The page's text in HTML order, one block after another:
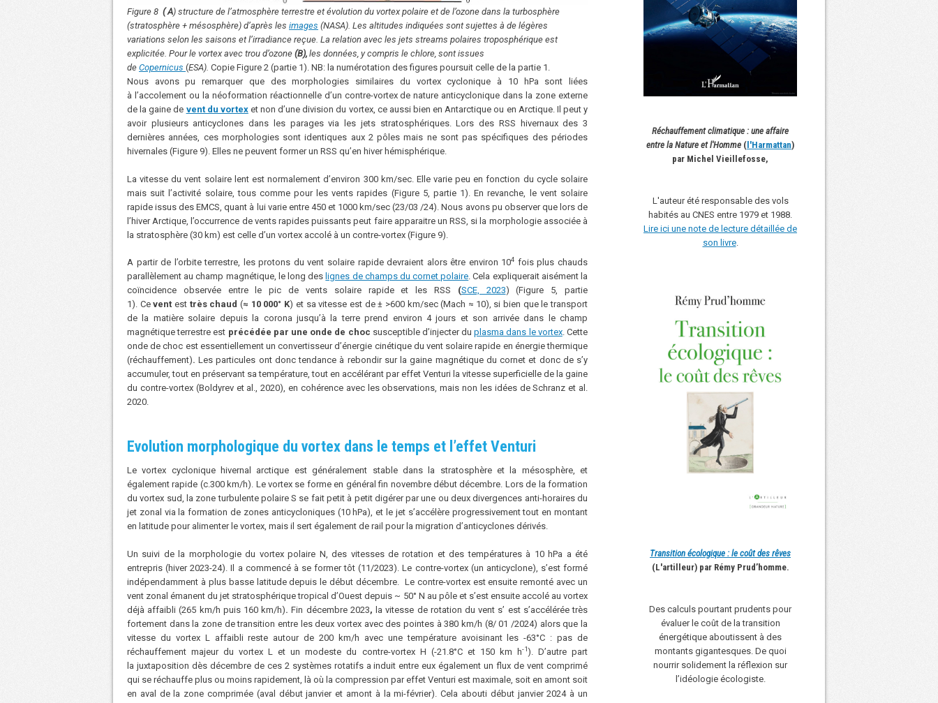
Figure 8 ( A) structure de l’atmosphère terrestre et évolution du vortex polaire et de l’ozone dans la turbosphère
(stratosphère + mésosphère) d’après les images (NASA). Les altitudes indiquées sont sujettes à de légères
variations selon les saisons et l’irradiance reçue. La relation avec les jets streams polaires troposphérique est
explicitée. Pour le vortex avec trou d’ozone (B), les données, y compris le chlore, sont issues
de Copernicus (ESA). Copie Figure 2 (partie 1). NB: la numérotation des figures poursuit celle de la partie 1.
Nous avons pu remarquer que des morphologies similaires du vortex cyclonique à 10 hPa sont liées
à l’accolement ou la néoformation réactionnelle d’un contre-vortex de nature anticyclonique dans la zone externe
de la gaine de vent du vortex et non d’une division du vortex, ce aussi bien en Antarctique ou en Arctique. Il peut y
avoir plusieurs anticyclones dans les parages via les jets stratosphériques. Lors des RSS hivernaux des 3
dernières années, ces morphologies sont identiques aux 2 pôles mais ne sont pas spécifiques des périodes
hivernales (Figure 9). Elles ne peuvent former un RSS qu’en hiver hémisphérique.
La vitesse du vent solaire lent est normalement d’environ 300 km/sec. Elle varie peu en fonction du cycle solaire
mais suit l’activité solaire, tous comme pour les vents rapides (Figure 5, partie 1). En revanche, le vent solaire
rapide issus des EMCS, quant à lui varie entre 450 et 1000 km/sec (23/03 /24). Nous avons pu observer que lors de
l’hiver Arctique, l’occurrence de vents rapides puissants peut faire apparaitre un RSS, si la morphologie associée à
la stratosphère (30 km) est celle d’un vortex accolé à un contre-vortex (Figure 9).
A partir de l’orbite terrestre, les protons du vent solaire rapide devraient alors être environ 104 fois plus chauds
parallèlement au champ magnétique, le long des lignes de champs du cornet polaire. Cela expliquerait aisément la
coïncidence observée entre le pic de vents solaire rapide et les RSS (SCE, 2023) (Figure 5, partie
1). Cevent est très chaud (≈ 10 000° K) et sa vitesse est de ± >600 km/sec (Mach ≈ 10), si bien que le transport
de la matière solaire depuis la corona jusqu’à la terre prend environ 4 jours et son arrivée dans le champ
magnétique terrestre est précédée par une onde de choc susceptible d’injecter duplasma dans le vortex. Cette
onde de choc est essentiellement un convertisseur d’énergie cinétique du vent solaire rapide en énergie thermique
(réchauffement).Les particules ont donc tendance à rebondir sur la gaine magnétique du cornet et donc de s’y
accumuler, tout en préservant sa température, tout en accélérant par effet Venturi la vitesse superficielle de la gaine
du contre-vortex (Boldyrev et al., 2020), en cohérence avec les observations, mais non les idées de Schranz et al.
2020.
Evolution morphologique du vortex dans le temps et l’effet Venturi
Le vortex cyclonique hivernal
arctique est généralement stable dans la stratosphère et la mésosphère, et
également rapide (c.300 km/h). Le vortex se forme en général fin novembre début décembre. Lors de la formation
du vortex sud, la zone turbulente polaire S se fait petit à petit digérer par une ou deux divergences anti-horaires du
jet zonal via la formation de zones anticycloniques (10 hPa), et le jet s’accélère progressivement tout en montant
en latitude pour alimenter le vortex, mais il sert également de rail pour la migration d’anticyclones dérivés.
Un suivi de la morphologie du vortex polaire N, des vitesses de rotation et des températures à 10 hPa a été
entrepris (hiver 2023-24). Il a commencé à se former tôt (11/2023). Le contre-vortex (un anticyclone), s’est formé
indépendamment à plus basse latitude depuis le début décembre. Le contre-vortex est ensuite remonté avec un
vent zonal émanent du jet stratosphérique tropical d’Ouest depuis ~ 50° N au pôle et s’est ensuite accolé au vortex
déjà affaibli (265 km/h puis 160 km/h). Fin décembre 2023,la vitesse de rotation du vent s’ est s’accélérée très
fortement dans la zone de transition entre les deux vortex avec des pointes à 380 km/h (8/ 01 /2024) alors que la
vitesse du vortex L affaibli reste autour de 200 km/h avec une température avoisinant les -63°C : pas de
réchauffement majeur du vortex L et un modeste du contre-vortex H (-21.8°C et 150 km h-1). D’autre part
la juxtaposition dès décembre de ces 2 systèmes rotatifs a induit entre eux également un flux de vent comprimé
qui se réchauffe plus ou moins rapidement, là où la compression par effet Venturi est maximale, soit en amont soit
en aval de la zone comprimée (aval début janvier et amont à la mi-février). Cela abouti début janvier 2024 à un
Réchauffement climatique : une affaire
entre la Nature et l'Homme (l'Harmattan)
par Michel Vieillefosse,
L'auteur été responsable des vols
habités au CNES entre 1979 et 1988.
Lire ici une note de lecture détaillée de
son livre.
Transition écologique : le coût des rêves
(L'artilleur) par Rémy Prud’homme.
Des calculs pourtant prudents pour
évaluer le coût de la transition
énergétique aboutissent à des
montants gigantesques. De quoi
nourrir solidement la réflexion sur
l’idéologie écologiste.